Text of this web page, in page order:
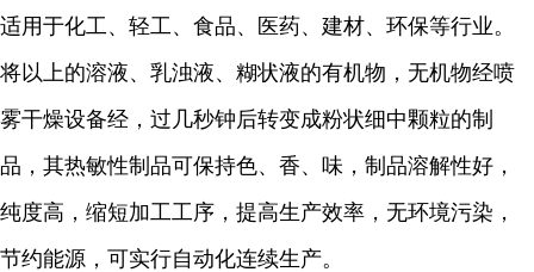
适用于化工、轻工、食品、医药、建材、环保等行业。
将以上的溶液、乳浊液、糊状液的有机物，无机物经喷
雾干燥设备经，过几秒钟后转变成粉状细中颗粒的制
品，其热敏性制品可保持色、香、味，制品溶解性好，
纯度高，缩短加工工序，提高生产效率，无环境污染，
节约能源，可实行自动化连续生产。